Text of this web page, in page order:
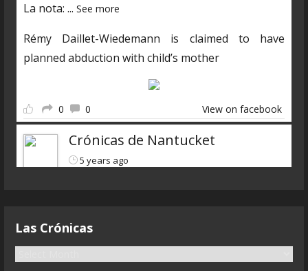
La nota: ... See more
Rémy Daillet-Wiedemann is claimed to have
planned abduction with child’s mother
0 0 View on facebook
Crónicas de Nantucket
5 years ago
parte-3-liarla-parda-audios-
Las Crónicas